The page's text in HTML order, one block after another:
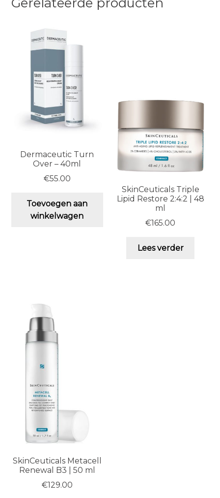
Dermaceutic Turn
Over – 40ml
€55.00
Toevoegen aan
winkelwagen
SkinCeuticals Triple
Lipid Restore 2:4:2 | 48
ml
€165.00
Lees verder
SkinCeuticals Metacell
Renewal B3 | 50 ml
€129.00